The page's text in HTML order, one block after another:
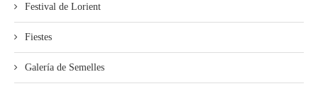
Festival de Lorient
Fiestes
Galería de Semelles